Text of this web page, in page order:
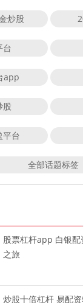
炒股
台
app
股
平台
全部话题标签
股票杠杆app 白银
之旅
炒股十倍杠杆 易配